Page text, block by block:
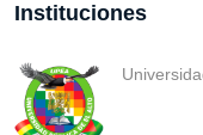
Instituciones